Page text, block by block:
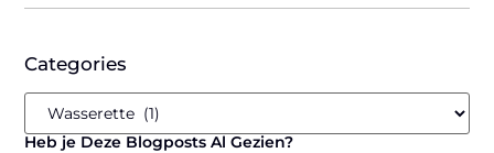
Categories
Heb je Deze Blogposts Al Gezien?